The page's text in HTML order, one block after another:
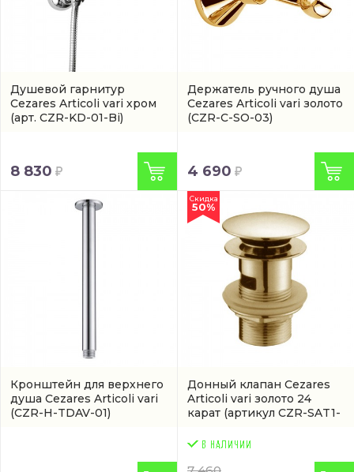
Душевой гарнитур
Cezares Articoli vari хром
(арт. CZR-KD-01-Bi)
8 830
Держатель ручного душа
Cezares Articoli vari золото
(CZR-C-SO-03)
4 690
Кронштейн для верхнего
душа Cezares Articoli vari
(CZR-H-TDAV-01)
Донный клапан Cezares
Articoli vari золото 24
карат (артикул CZR-SAT1-
Скидка
50%